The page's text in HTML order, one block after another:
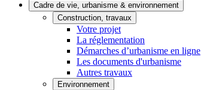
Cadre de vie, urbanisme & environnement
Construction, travaux
Votre projet
La réglementation
Démarches d’urbanisme en ligne
Les documents d'urbanisme
Autres travaux
Environnement